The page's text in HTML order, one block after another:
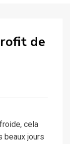
de
cela
beaux jours